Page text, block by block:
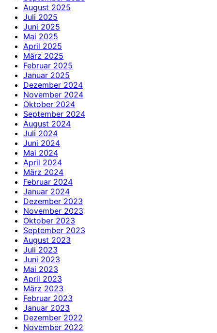
August 2025
Juli 2025
Juni 2025
Mai 2025
April 2025
März 2025
Februar 2025
Januar 2025
Dezember 2024
November 2024
Oktober 2024
September 2024
August 2024
Juli 2024
Juni 2024
Mai 2024
April 2024
März 2024
Februar 2024
Januar 2024
Dezember 2023
November 2023
Oktober 2023
September 2023
August 2023
Juli 2023
Juni 2023
Mai 2023
April 2023
März 2023
Februar 2023
Januar 2023
Dezember 2022
November 2022